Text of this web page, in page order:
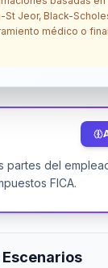
Jeor, Black-
médico o
partes del
FICA.